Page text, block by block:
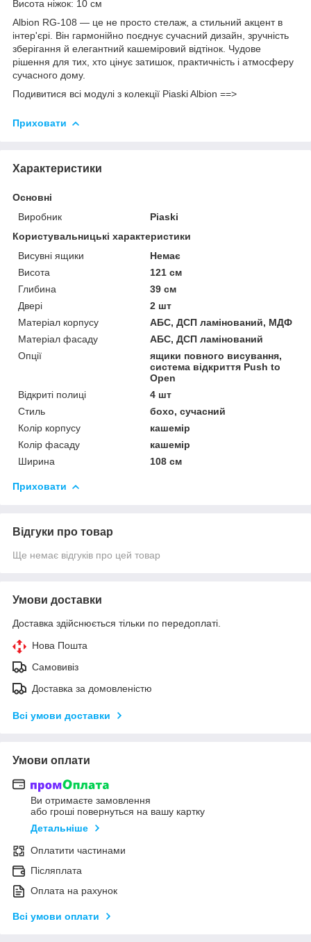
Висота ніжок: 10 см
Albion RG-108 — це не просто стелаж, а стильний акцент в
інтер'єрі. Він гармонійно поєднує сучасний дизайн, зручність
зберігання й елегантний кашеміровий відтінок. Чудове
рішення для тих, хто цінує затишок, практичність і атмосферу
сучасного дому.
Подивитися всі модулі з колекції Piaski Albion ==>
Приховати
Характеристики
Основні
Виробник
Piaski
Користувальницькі характеристики
Висувні ящики
Немає
Висота
121 см
Глибина
39 см
Двері
2 шт
Матеріал корпусу
АБС, ДСП ламінований, МДФ
Матеріал фасаду
АБС, ДСП ламінований
Опції
ящики повного висування,
система відкриття Push to
Open
Відкриті полиці
4 шт
Стиль
бохо, сучасний
Колір корпусу
кашемір
Колір фасаду
кашемір
Ширина
108 см
Приховати
Відгуки про товар
Ще немає відгуків про цей товар
Умови доставки
Доставка здійснюється тільки по передоплаті.
Нова Пошта
Самовивіз
Доставка за домовленістю
Всі умови доставки
Умови оплати
Ви отримаєте замовлення
або гроші повернуться на вашу картку
Детальніше
Оплатити частинами
Післяплата
Оплата на рахунок
Всі умови оплати